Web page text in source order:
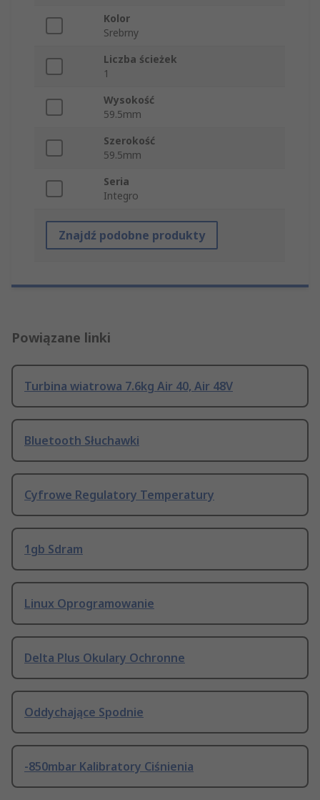
Kolor
Srebrny
Liczba ścieżek
1
Wysokość
59.5mm
Szerokość
59.5mm
Seria
Integro
Znajdź podobne produkty
Powiązane linki
Turbina wiatrowa 7.6kg Air 40, Air 48V
Bluetooth Słuchawki
Cyfrowe Regulatory Temperatury
1gb Sdram
Linux Oprogramowanie
Delta Plus Okulary Ochronne
Oddychające Spodnie
-850mbar Kalibratory Ciśnienia